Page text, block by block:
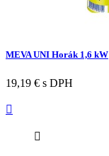
MEVA UNI Horák 1,6 kW
19,19 € s DPH

